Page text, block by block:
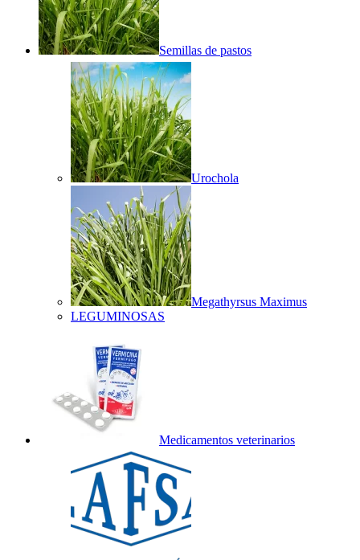
Semillas de pastos
Urochola
Megathyrsus Maximus
LEGUMINOSAS
Medicamentos veterinarios